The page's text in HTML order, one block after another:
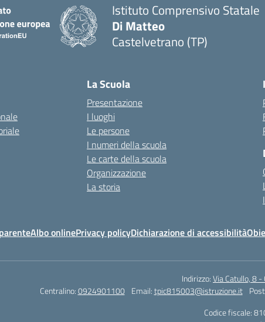
Istituto Comprensivo Statale
Di Matteo
Castelvetrano (TP)
La Scuola
Presentazione
I luoghi
Le persone
I numeri della scuola
Le carte della scuola
Organizzazione
La storia
Albo onlinePrivacy policyDichiarazione di accessibilità
Indirizzo:Via Catullo, 8 -
Centralino:0924901100 Email:tpic815003@istruzione.it
Codice fiscale: